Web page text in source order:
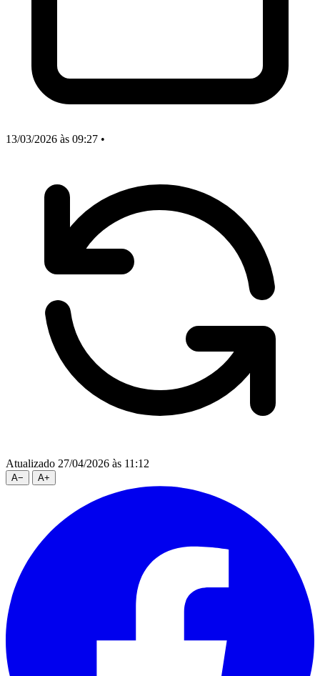
13/03/2026 às 09:27 •
Atualizado 27/04/2026 às 11:12
A− A+